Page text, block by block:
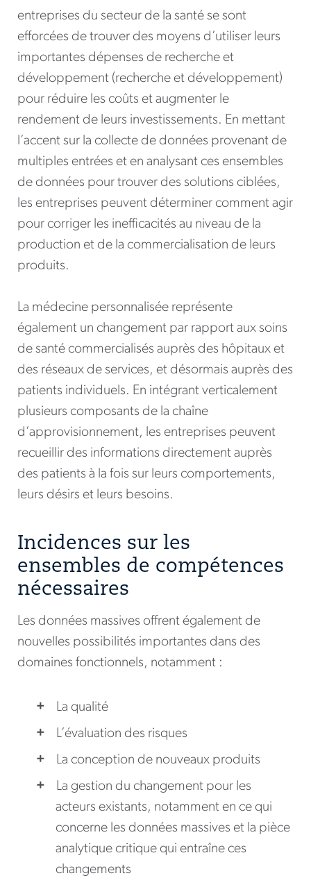
entreprises du secteur de la santé se sont
efforcées de trouver des moyens d’utiliser leurs
importantes dépenses de recherche et
développement (recherche et développement)
pour réduire les coûts et augmenter le
rendement de leurs investissements. En mettant
l’accent sur la collecte de données provenant de
multiples entrées et en analysant ces ensembles
de données pour trouver des solutions ciblées,
les entreprises peuvent déterminer comment agir
pour corriger les inefficacités au niveau de la
production et de la commercialisation de leurs
produits.
La médecine personnalisée représente
également un changement par rapport aux soins
de santé commercialisés auprès des hôpitaux et
des réseaux de services, et désormais auprès des
patients individuels. En intégrant verticalement
plusieurs composants de la chaîne
d’approvisionnement, les entreprises peuvent
recueillir des informations directement auprès
des patients à la fois sur leurs comportements,
leurs désirs et leurs besoins.
Incidences sur les
ensembles de compétences
nécessaires
Les données massives offrent également de
nouvelles possibilités importantes dans des
domaines fonctionnels, notamment :
La qualité
L’évaluation des risques
La conception de nouveaux produits
La gestion du changement pour les
acteurs existants, notamment en ce qui
concerne les données massives et la pièce
analytique critique qui entraîne ces
changements